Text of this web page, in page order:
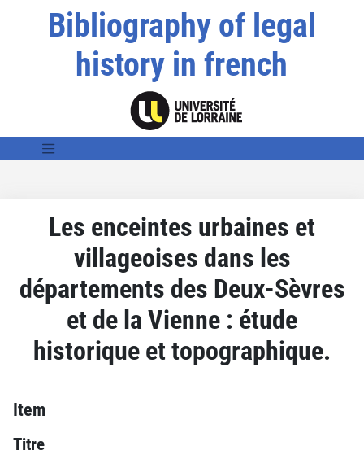
Bibliography of legal
history in french
Les enceintes urbaines et
villageoises dans les
départements des Deux-Sèvres
et de la Vienne : étude
historique et topographique.
Item
Titre